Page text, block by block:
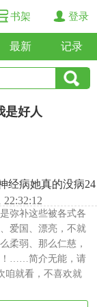
书架 登录
最新 记录
是好人
经病她真的没病24
弥补这些被各式各
爱国、漂亮，不就
柔弱、那么仁慈，
！……简介无能，请
咱就看，不喜欢就